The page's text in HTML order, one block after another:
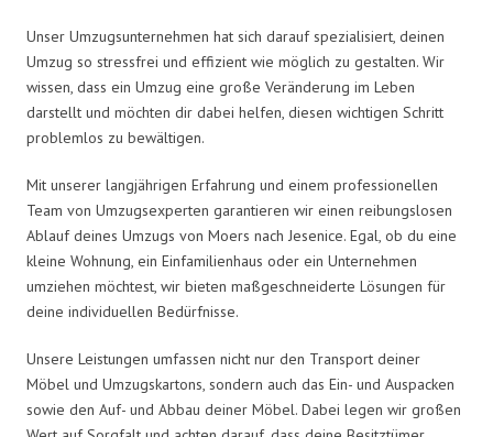
Unser Umzugsunternehmen hat sich darauf spezialisiert, deinen
Umzug so stressfrei und effizient wie möglich zu gestalten. Wir
wissen, dass ein Umzug eine große Veränderung im Leben
darstellt und möchten dir dabei helfen, diesen wichtigen Schritt
problemlos zu bewältigen.
Mit unserer langjährigen Erfahrung und einem professionellen
Team von Umzugsexperten garantieren wir einen reibungslosen
Ablauf deines Umzugs von Moers nach Jesenice. Egal, ob du eine
kleine Wohnung, ein Einfamilienhaus oder ein Unternehmen
umziehen möchtest, wir bieten maßgeschneiderte Lösungen für
deine individuellen Bedürfnisse.
Unsere Leistungen umfassen nicht nur den Transport deiner
Möbel und Umzugskartons, sondern auch das Ein- und Auspacken
sowie den Auf- und Abbau deiner Möbel. Dabei legen wir großen